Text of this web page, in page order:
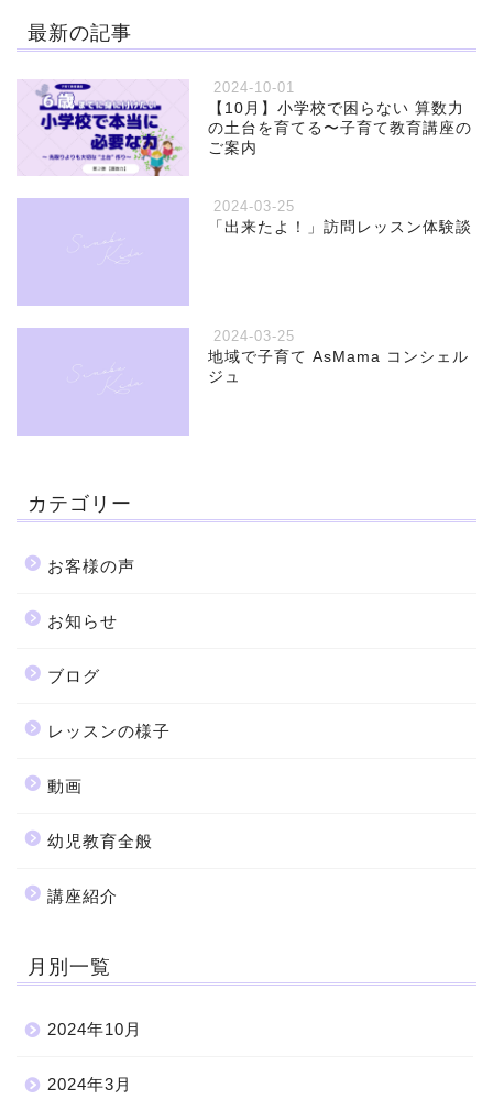
最新の記事
2024-10-01
【10月】小学校で困らない 算数力
の土台を育てる〜子育て教育講座の
ご案内
2024-03-25
「出来たよ！」訪問レッスン体験談
2024-03-25
地域で子育て AsMama コンシェル
ジュ
カテゴリー
お客様の声
お知らせ
ブログ
レッスンの様子
動画
幼児教育全般
講座紹介
月別一覧
2024年10月
2024年3月